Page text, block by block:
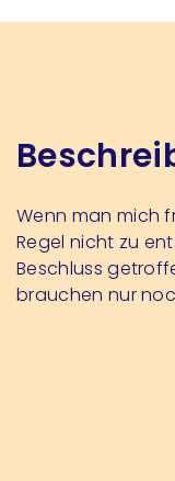
Wenn man mich
Regel nicht zu
Beschluss
brauchen nur